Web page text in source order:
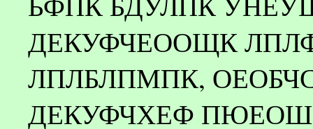
ДЕКУФЧЕООЩК
ЛПЛБЛПМПК,
ДЕКУФЧХЕФ